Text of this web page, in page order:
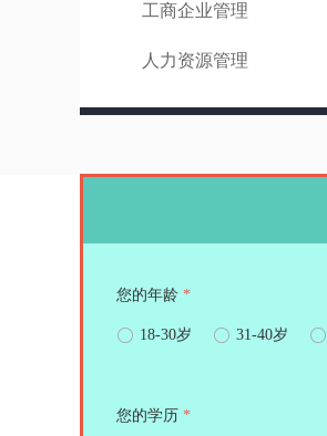
工商企业管理
人力资源管理
您的年龄 *
ꀐ 18-30岁 ꀐ 31-40岁 ꀐ
您的学历 *